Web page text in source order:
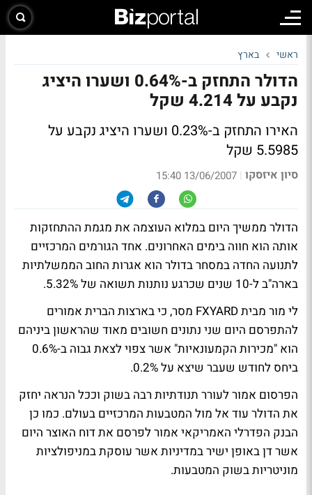
ראשי בארץ
הדולר התחזק ב-0.64% ושערו היציג
נקבע על 4.214 שקל
האירו התחזק ב-0.23% ושערו היציג נקבע על
5.5985 שקל
סיון איזסקו |
13/06/2007 15:40
הדולר ממשיך היום במלוא העוצמה את מגמת ההתחזקות
אותה הוא חווה בימים האחרונים. אחד הגורמים המרכזיים
לתנועה החדה במסחר בדולר הוא אגרות החוב הממשלתיות
בארה"ב ל-10 שנים שכרגע נותנות תשואה של 5.32%.
לי מור מבית FXYARD מסר, כי בארצות הברית אמורים
להתפרסם היום שני נתונים חשובים מאוד שהראשון ביניהם
הוא "מכירות הקמעונאיות" אשר צפוי לצאת גבוה ב-0.6%
ביחס לחודש שעבר שיצא על 0.2%.
הפרסום אמור לעורר תנודתיות רבה בשוק וככל הנראה יחזק
את הדולר עוד אל מול המטבעות המרכזיים בעולם. כמו כן
הבנק הפדרלי האמריקאי אמור לפרסם את דוח האוצר היום
אשר דן באופן ישיר במדיניות אשר עוסקת במניפולציות
מוניטריות בשוק המטבעות.